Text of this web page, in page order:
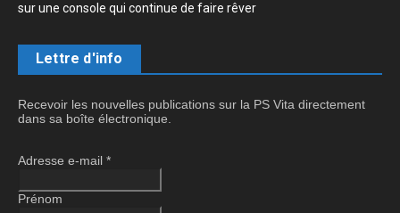
sur une console qui continue de faire rêver
Lettre d'info
Recevoir les nouvelles publications sur la PS Vita directement
dans sa boîte électronique.
Adresse e-mail *
Prénom